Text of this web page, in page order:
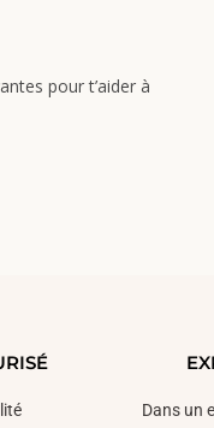
pour t’aider à
Dans un